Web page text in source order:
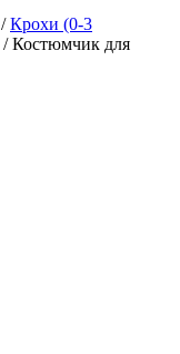
/Крохи (0-3
/ Костюмчик для